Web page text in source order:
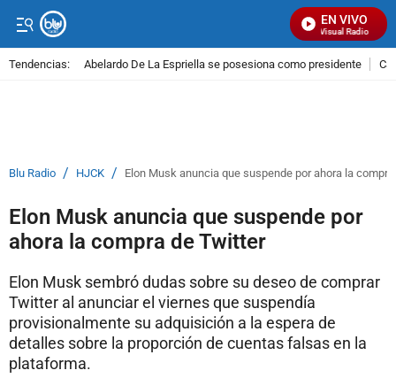
EN VIVO
Señal Visual Radio
Tendencias: Abelardo De La Espriella se posesiona como presidente
Blu Radio / HJCK / Elon Musk anuncia que suspende por ahora la
Elon Musk anuncia que suspende por
ahora la compra de Twitter
Elon Musk sembró dudas sobre su deseo de comprar
Twitter al anunciar el viernes que suspendía
provisionalmente su adquisición a la espera de
detalles sobre la proporción de cuentas falsas en la
plataforma.